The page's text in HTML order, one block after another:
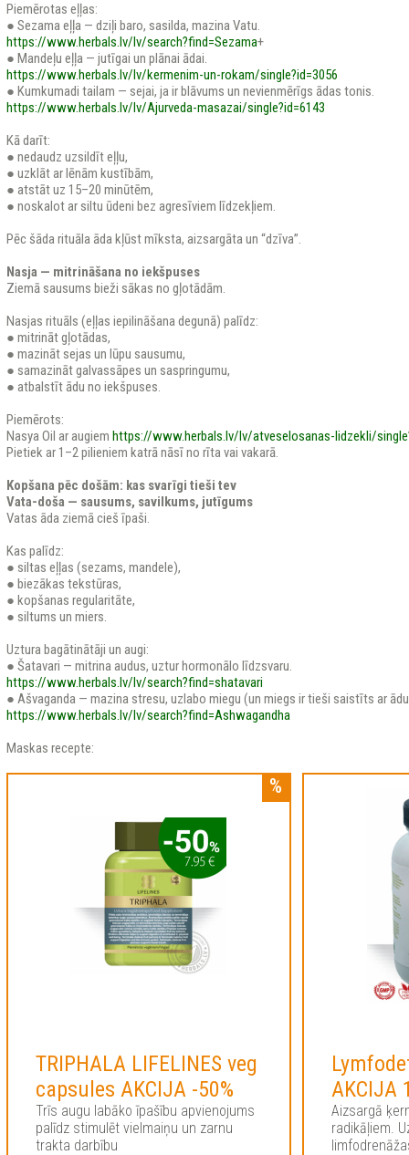
Piemērotas eļļas:
● Sezama eļļa — dziļi baro, sasilda, mazina Vatu.
https://www.herbals.lv/lv/search?find=Sezama+
● Mandeļu eļļa — jutīgai un plānai ādai.
https://www.herbals.lv/lv/kermenim-un-rokam/single?id=3056
● Kumkumadi tailam — sejai, ja ir blāvums un nevienmērīgs ādas tonis.
https://www.herbals.lv/lv/Ajurveda-masazai/single?id=6143
Kā darīt:
● nedaudz uzsildīt eļļu,
● uzklāt ar lēnām kustībām,
● atstāt uz 15–20 minūtēm,
● noskalot ar siltu ūdeni bez agresīviem līdzekļiem.
Pēc šāda rituāla āda kļūst mīksta, aizsargāta un “dzīva”.
Nasja — mitrināšana no iekšpuses
Ziemā sausums bieži sākas no gļotādām.
Nasjas rituāls (eļļas iepilināšana degunā) palīdz:
● mitrināt gļotādas,
● mazināt sejas un lūpu sausumu,
● samazināt galvassāpes un saspringumu,
● atbalstīt ādu no iekšpuses.
Piemērots:
Nasya Oil ar augiem https://www.herbals.lv/lv/atveselosanas-lidzekli/
Pietiek ar 1–2 pilieniem katrā nāsī no rīta vai vakarā.
Kopšana pēc došām: kas svarīgi tieši tev
Vata-doša — sausums, savilkums, jutīgums
Vatas āda ziemā cieš īpaši.
Kas palīdz:
● siltas eļļas (sezams, mandele),
● biezākas tekstūras,
● kopšanas regularitāte,
● siltums un miers.
Uztura bagātinātāji un augi:
● Šatavari — mitrina audus, uztur hormonālo līdzsvaru.
https://www.herbals.lv/lv/search?find=shatavari
● Ašvaganda — mazina stresu, uzlabo miegu (un miegs ir tieši saistīts ar
https://www.herbals.lv/lv/search?find=Ashwagandha
Maskas recepte:
TRIPHALA LIFELINES veg
capsules AKCIJA -50%
Trīs augu labāko īpašību apvienojums
palīdz stimulēt vielmaiņu un zarnu
trakta darbību
AKCIJA
Aizsargā
radikāļiem.